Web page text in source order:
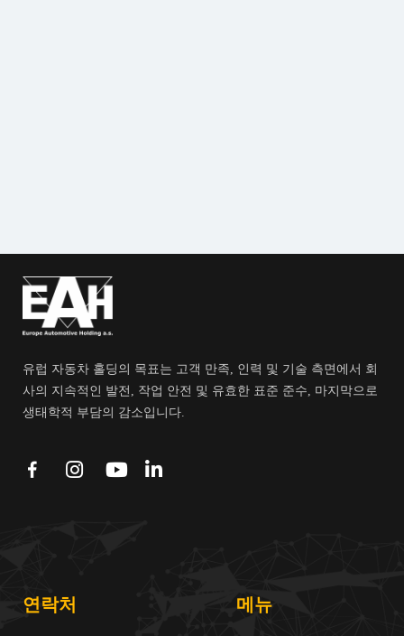
유럽 자동차 홀딩의 목표는 고객 만족, 인력 및 기술 측면에서 회
사의 지속적인 발전, 작업 안전 및 유효한 표준 준수, 마지막으로
생태학적 부담의 감소입니다.
연락처 메뉴